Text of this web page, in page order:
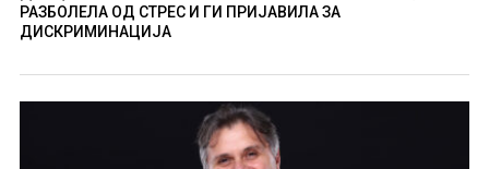
РАЗБОЛЕЛА ОД СТРЕС И ГИ ПРИЈАВИЛА ЗА
ДИСКРИМИНАЦИЈА